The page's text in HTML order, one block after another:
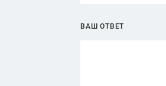
ВАШ ОТВЕТ